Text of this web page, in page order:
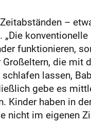
–
funktionieren,
die
lassen,
gebe es
Kinder haben in
nicht im eigenen